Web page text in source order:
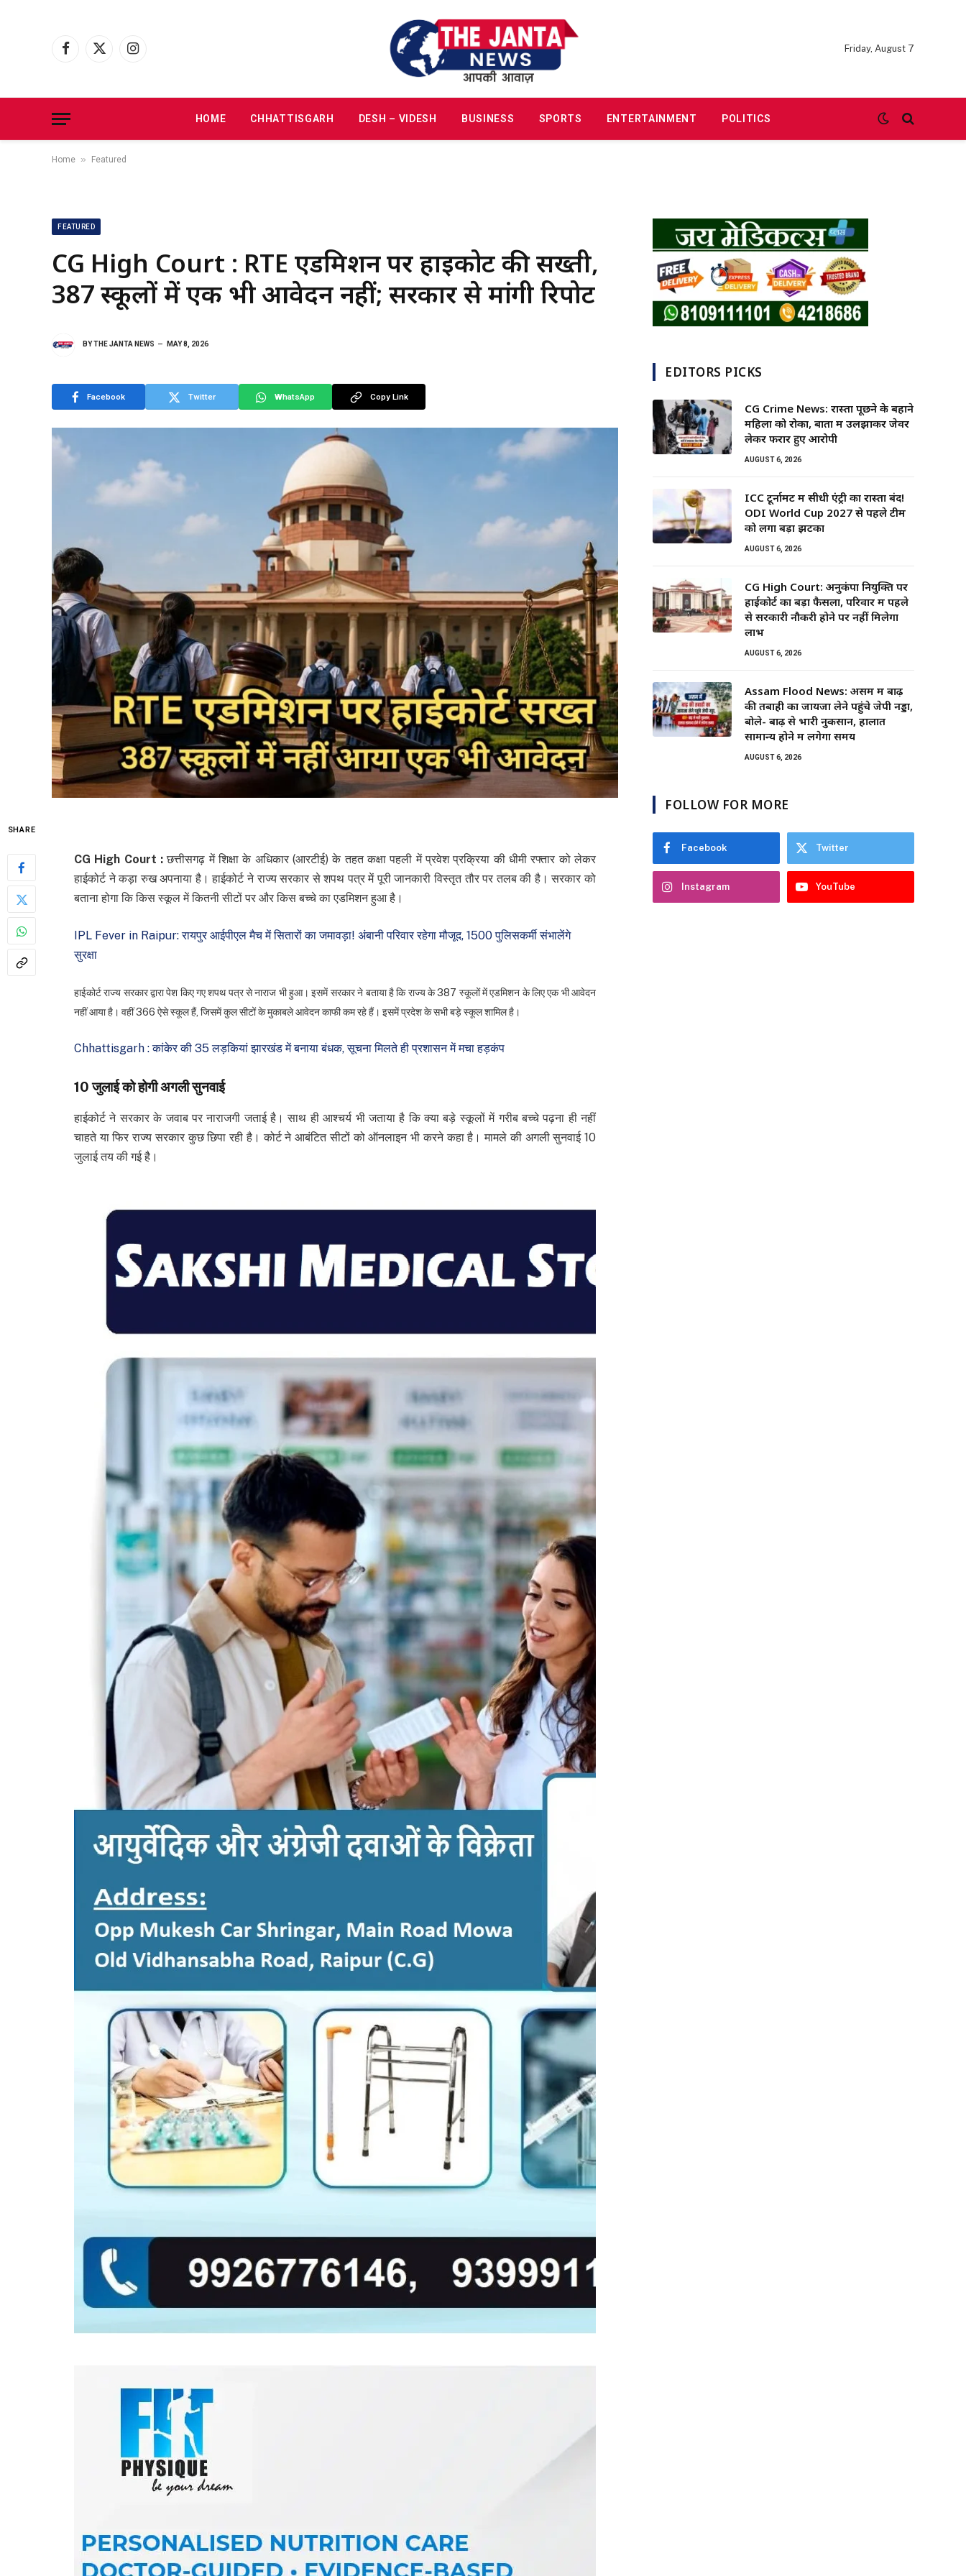
Facebook
X
Instagram
Friday, August 7
HOME CHHATTISGARH DESH – VIDESH BUSINESS SPORTS ENTERTAINMENT POLITICS
Home » Featured
FEATURED
CG High Court : RTE एडमिशन पर हाईकोर्ट की सख्ती,
387 स्कूलों में एक भी आवेदन नहीं; सरकार से मांगी रिपोर्ट
BYTHE JANTA NEWS MAY 8, 2026
Facebook Twitter WhatsApp Copy Link
SHARE
CG High Court : छत्तीसगढ़ में शिक्षा के अधिकार (आरटीई) के तहत कक्षा पहली में प्रवेश प्रक्रिया की धीमी रफ्तार को लेकर
हाईकोर्ट ने कड़ा रुख अपनाया है। हाईकोर्ट ने राज्य सरकार से शपथ पत्र में पूरी जानकारी विस्तृत तौर पर तलब की है। सरकार को
बताना होगा कि किस स्कूल में कितनी सीटों पर और किस बच्चे का एडमिशन हुआ है।
IPL Fever in Raipur: रायपुर आईपीएल मैच में सितारों का जमावड़ा! अंबानी परिवार रहेगा मौजूद, 1500 पुलिसकर्मी संभालेंगे
सुरक्षा
हाईकोर्ट राज्य सरकार द्वारा पेश किए गए शपथ पत्र से नाराज भी हुआ। इसमें सरकार ने बताया है कि राज्य के 387 स्कूलों में एडमिशन के लिए एक भी आवेदन
नहीं आया है। वहीं 366 ऐसे स्कूल हैं, जिसमें कुल सीटों के मुकाबले आवेदन काफी कम रहे हैं। इसमें प्रदेश के सभी बड़े स्कूल शामिल है।
Chhattisgarh : कांकेर की 35 लड़कियां झारखंड में बनाया बंधक, सूचना मिलते ही प्रशासन में मचा हड़कंप
10 जुलाई को होगी अगली सुनवाई
हाईकोर्ट ने सरकार के जवाब पर नाराजगी जताई है। साथ ही आश्चर्य भी जताया है कि क्या बड़े स्कूलों में गरीब बच्चे पढ़ना ही नहीं
चाहते या फिर राज्य सरकार कुछ छिपा रही है। कोर्ट ने आबंटित सीटों को ऑनलाइन भी करने कहा है। मामले की अगली सुनवाई 10
जुलाई तय की गई है।
EDITORS PICKS
CG Crime News: रास्ता पूछने के बहाने
महिला को रोका, बातों में उलझाकर जेवर
लेकर फरार हुए आरोपी
AUGUST 6, 2026
ICC टूर्नामेंट में सीधी एंट्री का रास्ता बंद!
ODI World Cup 2027 से पहले टीम
को लगा बड़ा झटका
AUGUST 6, 2026
CG High Court: अनुकंपा नियुक्ति पर
हाईकोर्ट का बड़ा फैसला, परिवार में पहले
से सरकारी नौकरी होने पर नहीं मिलेगा
लाभ
AUGUST 6, 2026
Assam Flood News: असम में बाढ़
की तबाही का जायजा लेने पहुंचे जेपी नड्डा,
बोले- बाढ़ से भारी नुकसान, हालात
सामान्य होने में लगेगा समय
AUGUST 6, 2026
FOLLOW FOR MORE
Facebook Twitter
Instagram YouTube